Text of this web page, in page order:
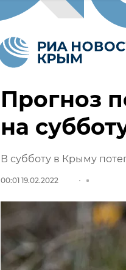
Прогноз
на
В субботу в Крыму
00:01 19.02.2022